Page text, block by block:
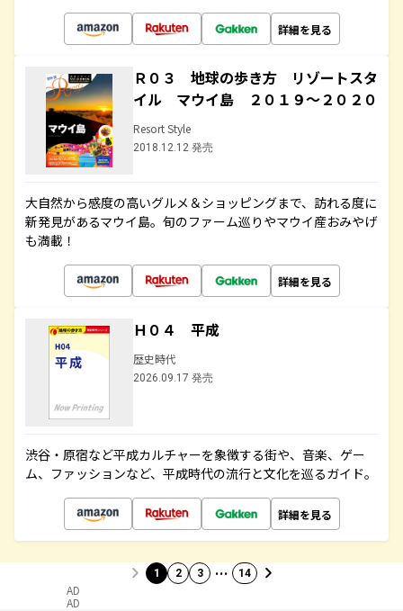
詳細を見る
Ｒ０３ 地球の歩き方 リゾートスタ
イル マウイ島 ２０１９～２０２０
Resort Style
2018.12.12 発売
大自然から感度の高いグルメ＆ショッピングまで、訪れる度に
新発見があるマウイ島。旬のファーム巡りやマウイ産おみやげ
も満載！
詳細を見る
Ｈ０４ 平成
歴史時代
2026.09.17 発売
渋谷・原宿など平成カルチャーを象徴する街や、音楽、ゲー
ム、ファッションなど、平成時代の流行と文化を巡るガイド。
詳細を見る
1 2 3 … 14
AD
AD